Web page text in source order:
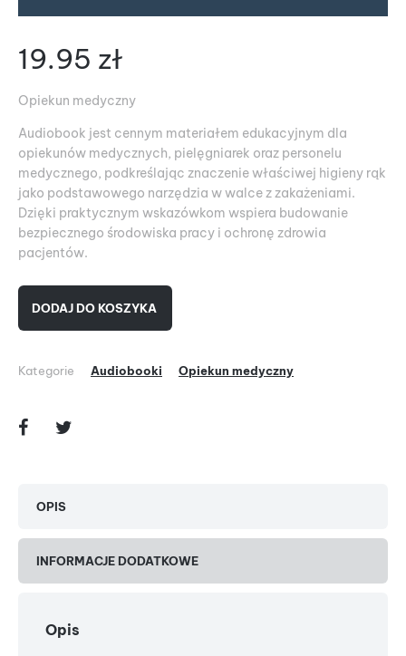
19.95 zł
Opiekun medyczny
Audiobook jest cennym materiałem edukacyjnym dla
opiekunów medycznych, pielęgniarek oraz personelu
medycznego, podkreślając znaczenie właściwej higieny rąk
jako podstawowego narzędzia w walce z zakażeniami.
Dzięki praktycznym wskazówkom wspiera budowanie
bezpiecznego środowiska pracy i ochronę zdrowia
pacjentów.
DODAJ DO KOSZYKA
Kategorie Audiobooki Opiekun medyczny
OPIS
INFORMACJE DODATKOWE
Opis